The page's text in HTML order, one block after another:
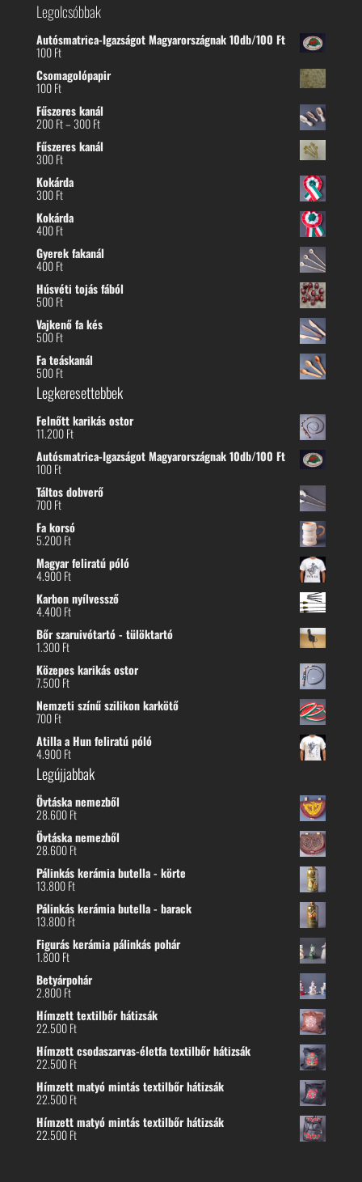
Legolcsóbbak
Autósmatrica-Igazságot Magyarországnak 10db/100 Ft
100Ft
Csomagolópapir
100Ft
Fűszeres kanál
200Ft–300FtÁrtartomány:
-
Fűszeres kanál
300Ft
Kokárda
300Ft
Kokárda
400Ft
Gyerek fakanál
400Ft
Húsvéti tojás fából
500Ft
Vajkenő fa kés
500Ft
Fa teáskanál
500Ft
Legkeresettebbek
Felnőtt karikás ostor
11.200Ft
Autósmatrica-Igazságot Magyarországnak 10db/100 Ft
100Ft
Táltos dobverő
700Ft
Fa korsó
5.200Ft
Magyar feliratú póló
4.900Ft
Karbon nyílvessző
4.400Ft
Bőr szaruivótartó - tülöktartó
1.300Ft
Közepes karikás ostor
7.500Ft
Nemzeti színű szilikon karkötő
700Ft
Atilla a Hun feliratú póló
4.900Ft
Legújjabbak
Övtáska nemezből
28.600Ft
Övtáska nemezből
28.600Ft
Pálinkás kerámia butella - körte
13.800Ft
Pálinkás kerámia butella - barack
13.800Ft
Figurás kerámia pálinkás pohár
1.800Ft
Betyárpohár
2.800Ft
Hímzett textilbőr hátizsák
22.500Ft
Hímzett csodaszarvas-életfa textilbőr hátizsák
22.500Ft
Hímzett matyó mintás textilbőr hátizsák
22.500Ft
Hímzett matyó mintás textilbőr hátizsák
22.500Ft